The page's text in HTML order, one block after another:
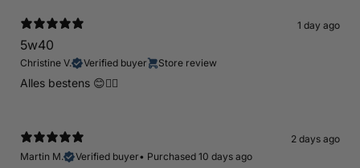
1 day ago
5w40
Christine V. Verified buyer Store review
Alles bestens 😊👍🏻
2 days ago
Martin M.
Verified buyer• Purchased 10 days ago